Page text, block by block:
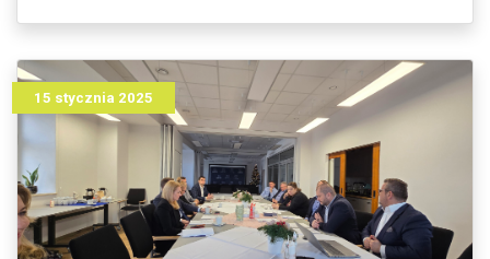
15 stycznia 2025